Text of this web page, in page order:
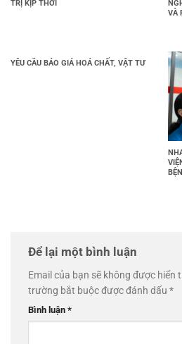
TRỊ KỊP THỜI
VÀ
YÊU CẦU BÁO GIÁ HOÁ CHẤT, VẬT TƯ
Để lại một bình luận
Email của bạn sẽ không được hiển
trường bắt buộc được đánh dấu *
Bình luận *